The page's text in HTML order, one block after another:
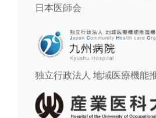
日本医師会
独立行政法人 地域医療機能